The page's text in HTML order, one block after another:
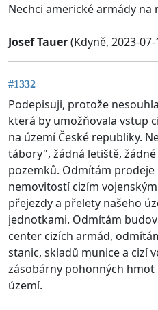
Nechci americké armády na
Josef Tauer(Kdyně, 2023-07-
#1332
Podepisuji, protože
která by umožňovala vstup
na území České republiky.
tábory", žádná letiště,
pozemků. Odmítám prodeje
nemovitostí cizím
přejezdy a přelety našeho
jednotkami. Odmítám
center cizích armád,
stanic, skladů munice a cizí
zásobárny pohonných hmot
území.